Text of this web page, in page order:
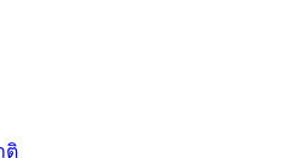
ติ